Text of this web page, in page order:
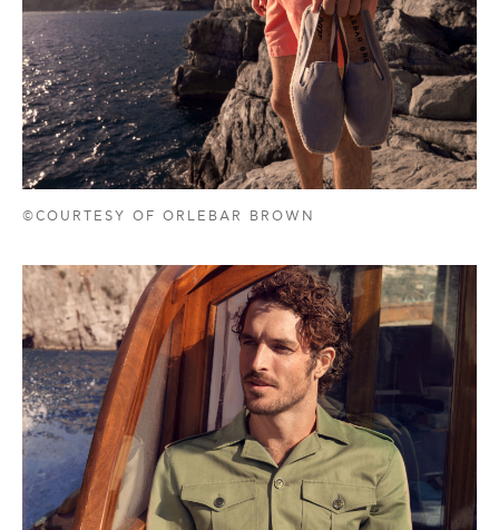
©COURTESY OF ORLEBAR BROWN